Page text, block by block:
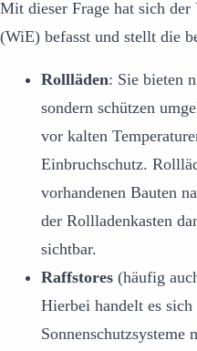
Mit dieser Frage hat sich
(WiE) befasst und stellt die
Rollläden: Sie bieten
sondern schützen
vor kalten
Einbruchschutz.
vorhandenen Bauten
der Rollladenkasten
sichtbar.
Raffstores (häufig
Hierbei handelt es